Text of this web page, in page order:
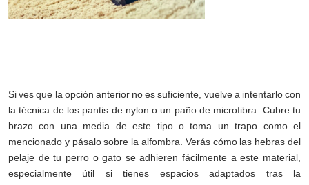
Si ves que la opción anterior no es suficiente, vuelve a intentarlo con
la técnica de los pantis de nylon o un paño de microfibra. Cubre tu
brazo con una media de este tipo o toma un trapo como el
mencionado y pásalo sobre la alfombra. Verás cómo las hebras del
pelaje de tu perro o gato se adhieren fácilmente a este material,
especialmente útil si tienes espacios adaptados tras la